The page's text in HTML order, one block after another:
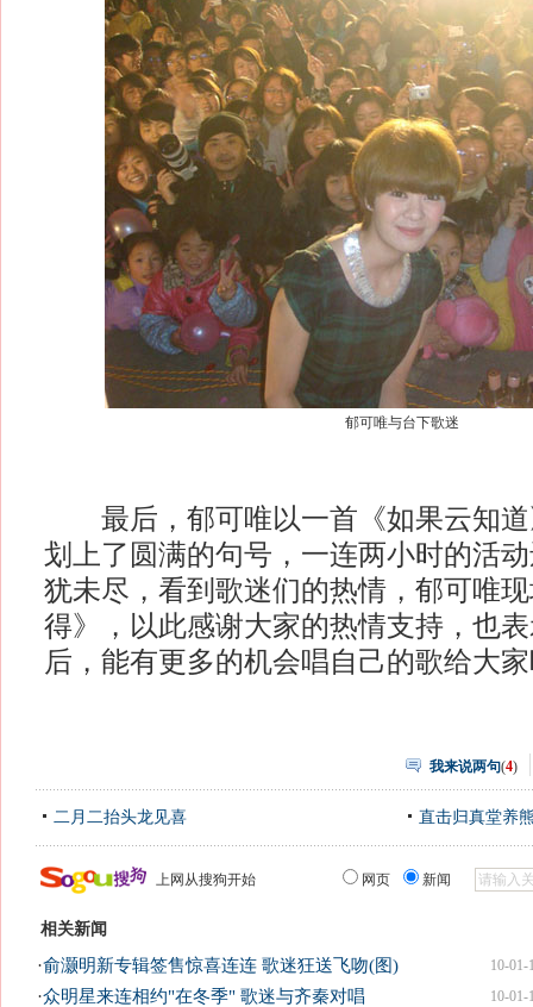
郁可唯与台下歌迷
最后，郁可唯以一首《如果云知道
划上了圆满的句号，一连两小时的活
犹未尽，看到歌迷们的热情，郁可唯
得》，以此感谢大家的热情支持，也
后，能有更多的机会唱自己的歌给大
我来说两句(4)
二月二抬头龙见喜 直击归真堂养
上网从搜狗开始 网页 新闻
相关新闻
10-01-
·俞灏明新专辑签售惊喜连连 歌迷狂送飞吻(图)
10-01-
·众明星来连相约"在冬季" 歌迷与齐秦对唱